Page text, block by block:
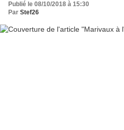
Publié le 08/10/2018 à 15:30
Par Stef26